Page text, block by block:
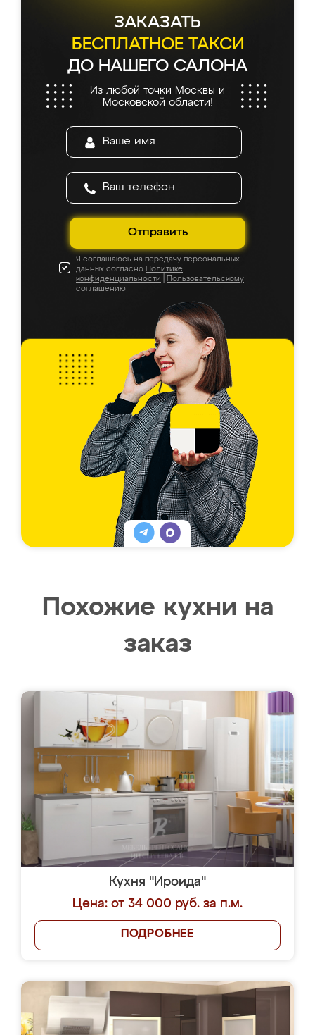
ЗАКАЗАТЬ
БЕСПЛАТНОЕ ТАКСИ
ДО НАШЕГО САЛОНА
Из любой точки Москвы и
Московской области!
Отправить
Я соглашаюсь на передачу персональных
данных согласно Политике
конфиденциальности
Пользовательскому
соглашению
Похожие кухни на
заказ
Кухня "Ироида"
Цена: от 34 000 руб. за п.м.
ПОДРОБНЕЕ